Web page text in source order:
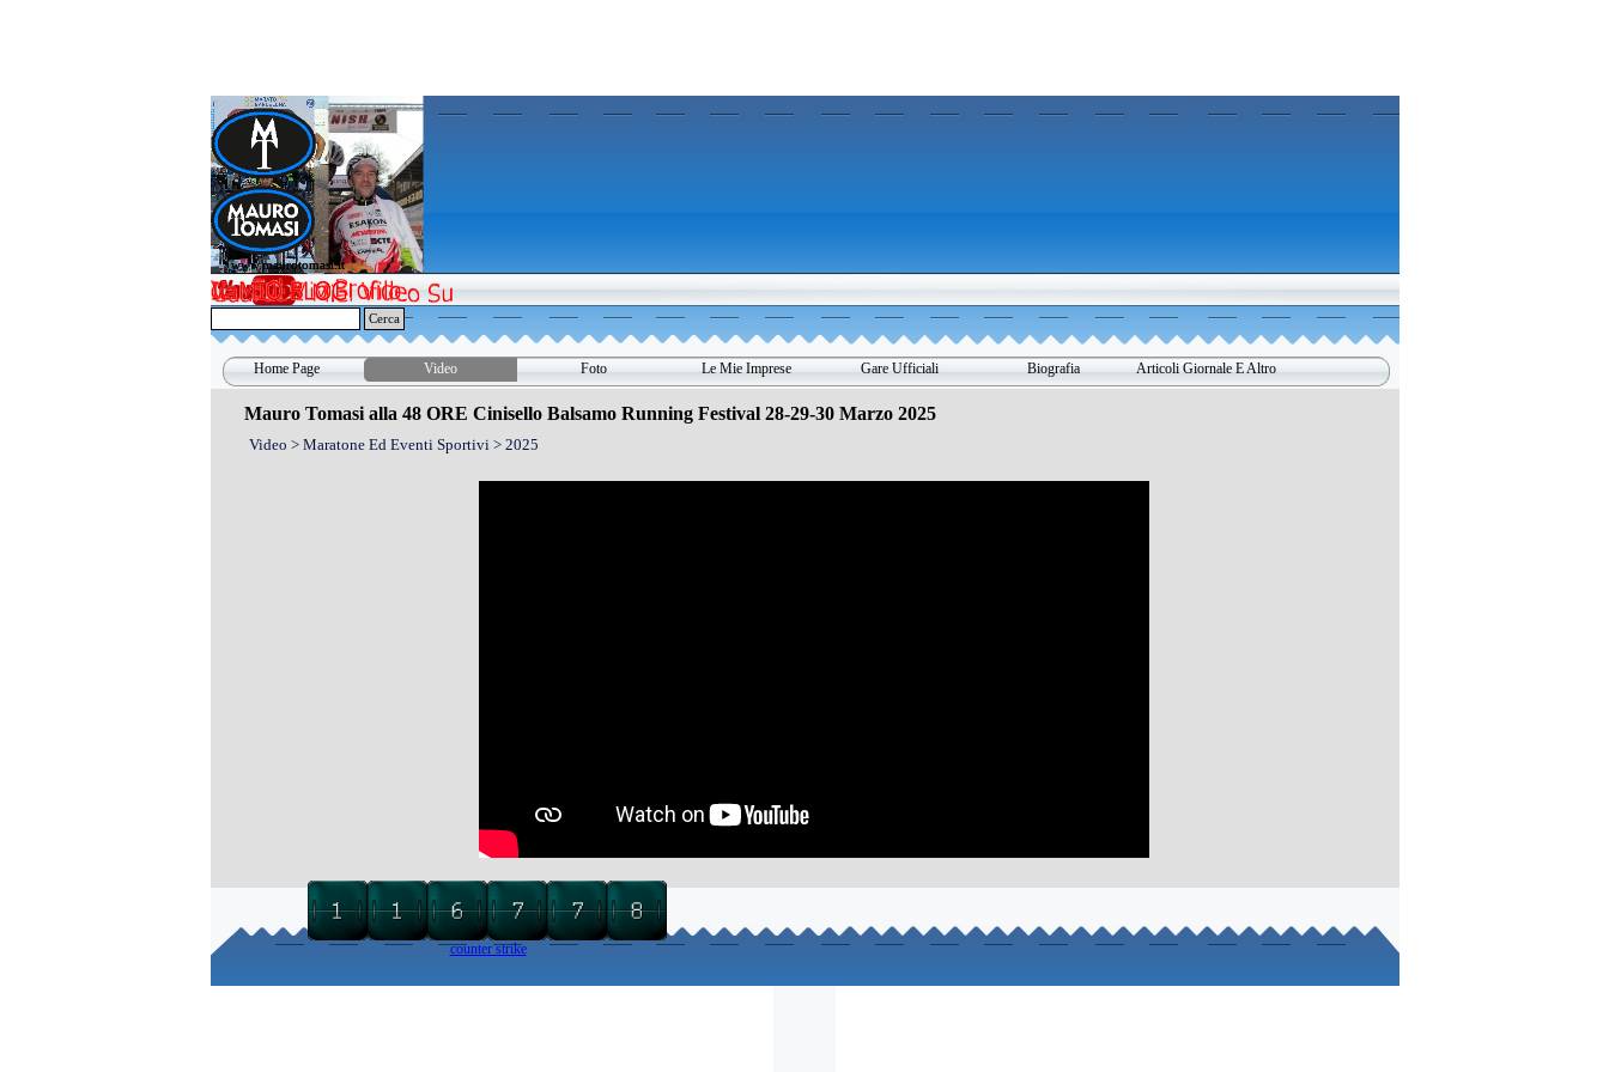
www.maurotomasi.it
www.maurotomasi.it
Cerca
Home Page Video ▼
Foto ▼
Le Mie Imprese ▼
Gare Ufficiali ▼
Biografia ▼
Articoli Giornale E Altro
Mauro Tomasi alla 48 ORE Cinisello Balsamo Running Festival 28-29-30 Marzo 2025
Video > Maratone Ed Eventi Sportivi > 2025
counter strike